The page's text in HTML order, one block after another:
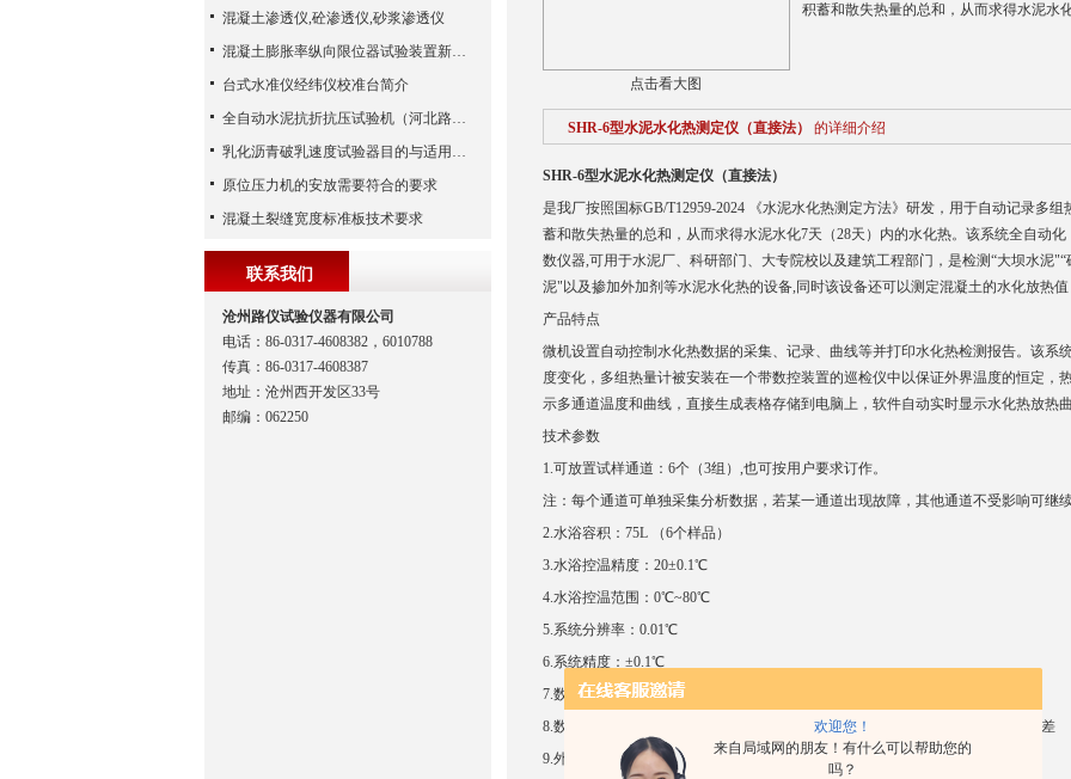
欢迎您！
来自局域网的朋友！有什么可以帮助您的
吗？
点击看大图
积蓄和散失热量的总和，从而求得水泥水
SHR-6型水泥水化热测定仪（直接法） 的详细介绍
SHR-6型水泥水化热测定仪（直接法）
是我厂按照国标GB/T12959-2024 《水泥水化热测定方法》研发，用于自动记录多
蓄和散失热量的总和，从而求得水泥水化7天（28天）内的水化热。该系统全自动
数仪器,可用于水泥厂、科研部门、大专院校以及建筑工程部门，是检测“大坝水泥
泥"以及掺加外加剂等水泥水化热的设备,同时该设备还可以测定混凝土的水化放热
产品特点
微机设置自动控制水化热数据的采集、记录、曲线等并打印水化热检测报告。该系
度变化，多组热量计被安装在一个带数控装置的巡检仪中以保证外界温度的恒定，
示多通道温度和曲线，直接生成表格存储到电脑上，软件自动实时显示水化热放热
技术参数
1.可放置试样通道：6个（3组）,也可按用户要求订作。
注：每个通道可单独采集分析数据，若某一通道出现故障，其他通道不受影响可继
2.水浴容积：75L （6个样品）
3.水浴控温精度：20±0.1℃
4.水浴控温范围：0℃~80℃
5.系统分辨率：0.01℃
6.系统精度：±0.1℃
7.数据接口：RS485
8.数据采集速度：1秒～1小时（可任意设定），试验结果精准，大大缩小人为误差
9.外形尺寸（长*宽*高）： 1200*610*1150mm （3组）
混凝土渗透仪,砼渗透仪,砂浆渗透仪
混凝土膨胀率纵向限位器试验装置新品上市
台式水准仪经纬仪校准台简介
全自动水泥抗折抗压试验机（河北路仪）
乳化沥青破乳速度试验器目的与适用范围
原位压力机的安放需要符合的要求
混凝土裂缝宽度标准板技术要求
联系我们
沧州路仪试验仪器有限公司
电话：86-0317-4608382，6010788
传真：86-0317-4608387
地址：沧州西开发区33号
邮编：062250